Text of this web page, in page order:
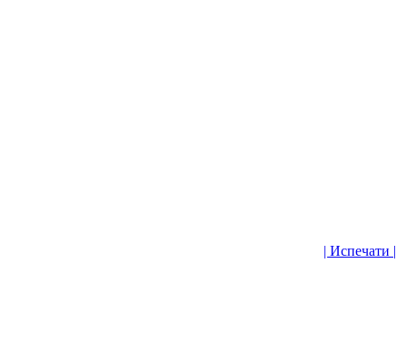
| Испечати |